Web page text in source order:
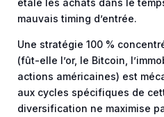
mauvais timing d’entrée.
Une stratégie 100 %
(fût-elle l’or, le Bitcoin,
actions américaines) est
aux cycles spécifiques de
diversification ne maximise